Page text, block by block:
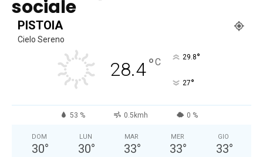
sociale
PISTOIA
Cielo Sereno
28.4°C 29.8°
27°
53 % 0.5kmh 0 %
DOM
30°
LUN
30°
MAR
33°
MER
33°
GIO
33°